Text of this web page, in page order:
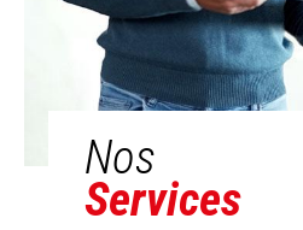
Nos
Services